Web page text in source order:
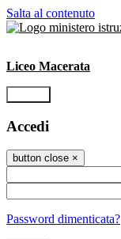
Salta al contenuto
Liceo Macerata
Accedi
button close ×
Password dimenticata?